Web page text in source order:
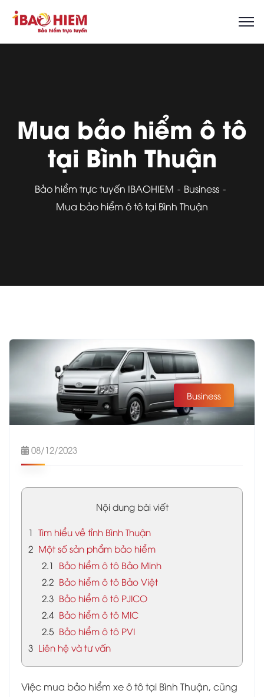
Mua bảo hiểm ô tô
tại Bình Thuận
Bảo hiểm trực tuyến IBAOHIEM
Business
Mua bảo hiểm ô tô tại Bình Thuận
Business
08/12/2023
Nội dung bài viết
1 Tìm hiểu về tỉnh Bình Thuận
2 Một số sản phẩm bảo hiểm
2.1
Bảo hiểm ô tô Bảo Minh
2.2 Bảo hiểm ô tô Bảo Việt
2.3 Bảo hiểm ô tô PJICO
2.4 Bảo hiểm ô tô MIC
2.5 Bảo hiểm ô tô PVI
3 Liên hệ và tư vấn
Việc mua bảo hiểm xe ô tô tại Bình Thuận, cũng